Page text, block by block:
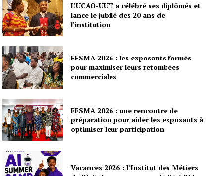
L’UCAO-UUT a célébré ses diplômés et
lance le jubilé des 20 ans de
l’institution
FESMA 2026 : les exposants formés
pour maximiser leurs retombées
commerciales
FESMA 2026 : une rencontre de
préparation pour aider les exposants à
optimiser leur participation
Vacances 2026 : l’Institut des Métiers